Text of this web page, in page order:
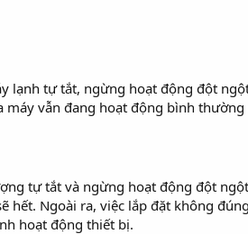
tự tắt, ngừng hoạt động đột
vẫn đang hoạt động bình
tự tắt và ngừng hoạt động đột
Ngoài ra, việc lắp đặt không
hoạt động thiết bị.